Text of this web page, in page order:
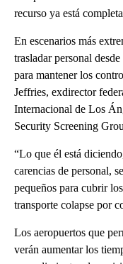
recurso ya está
En escenarios más
trasladar personal
para mantener los
Jeffries, exdirector
Internacional de Los
Security Screening
“Lo que él está
carencias de personal,
pequeños para cubrir
transporte colapse por
Los aeropuertos que
verán aumentar los